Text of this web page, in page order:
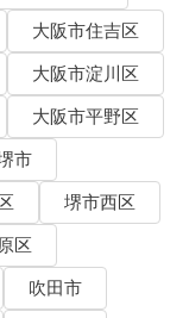
大阪市住吉区
大阪市淀川区
大阪市平野区
市
堺市西区
区
吹田市